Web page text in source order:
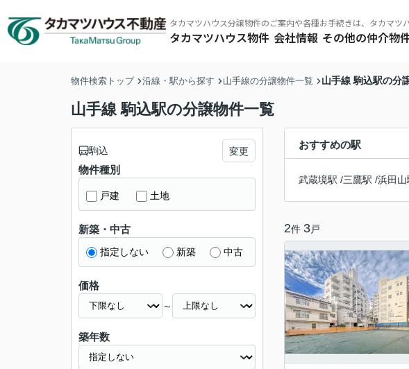
タカマツハウス分譲物件のご案内や各種お手続きは、タカマツ
タカマツハウス物件
タカマツハウス物件 ミラクラスとは
会社情報 その他の仲介物
東京南西エリア 東京北東エリア
物件検索トップ 沿線・駅から探す 山手線の分譲物件一覧 山手線 駒込駅の分
山手線 駒込駅の分譲物件一覧
おすすめの駅
武蔵境駅 /三鷹駅 /浜田山
2件 3戸
駒込 変更
物件種別
戸建 土地
新築・中古
指定しない 新築 中古
価格
～
築年数